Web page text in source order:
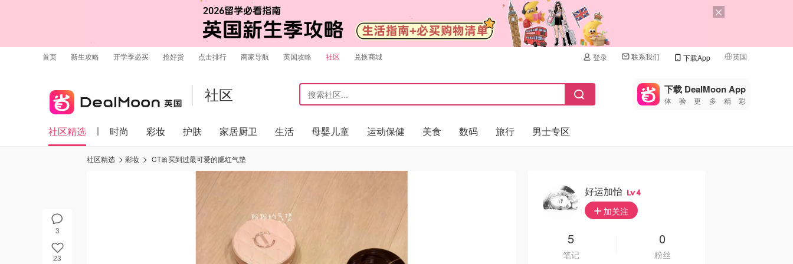
首页 新生攻略 开学季必买 抢好货 点击排行 商家导航 英国攻略 社区 兑换商城 登录 联系我们 下载App 英国
🇺🇸
🇨🇳 中国
社区 下载 DealMoon App
体验更多精彩
社区精选 时尚 彩妆 护肤 家居厨卫 生活 母婴儿童 运动保健 美食 数码 旅行 男士专区
3
23
社区精选 彩妆 CT🎀买到过最可爱的腮红气垫
好运加怡 4
加关注
5
笔记
0
粉丝